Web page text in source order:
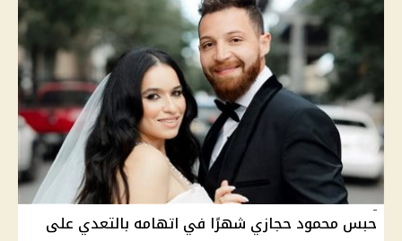
حبس محمود حجازي شهرًا في اتهامه بالتعدي على